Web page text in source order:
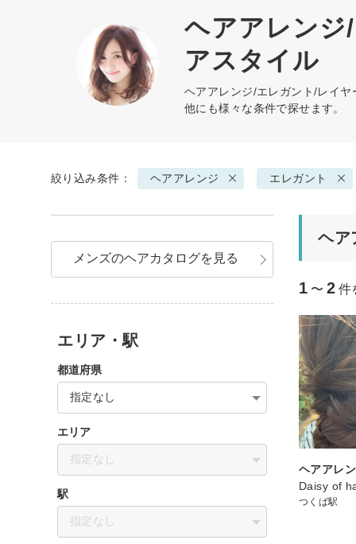
ヘアアレンジ
アスタイル
ヘアアレンジ/エレガント/レイヤ
他にも様々な条件で探せます。
絞り込み条件： ヘアアレンジ エレガント
ヘア
1 〜 2 件
ヘアアレ
Daisy of
つくば駅
メンズのヘアカタログを見る
エリア・駅
都道府県
指定なし
エリア
指定なし
駅
指定なし